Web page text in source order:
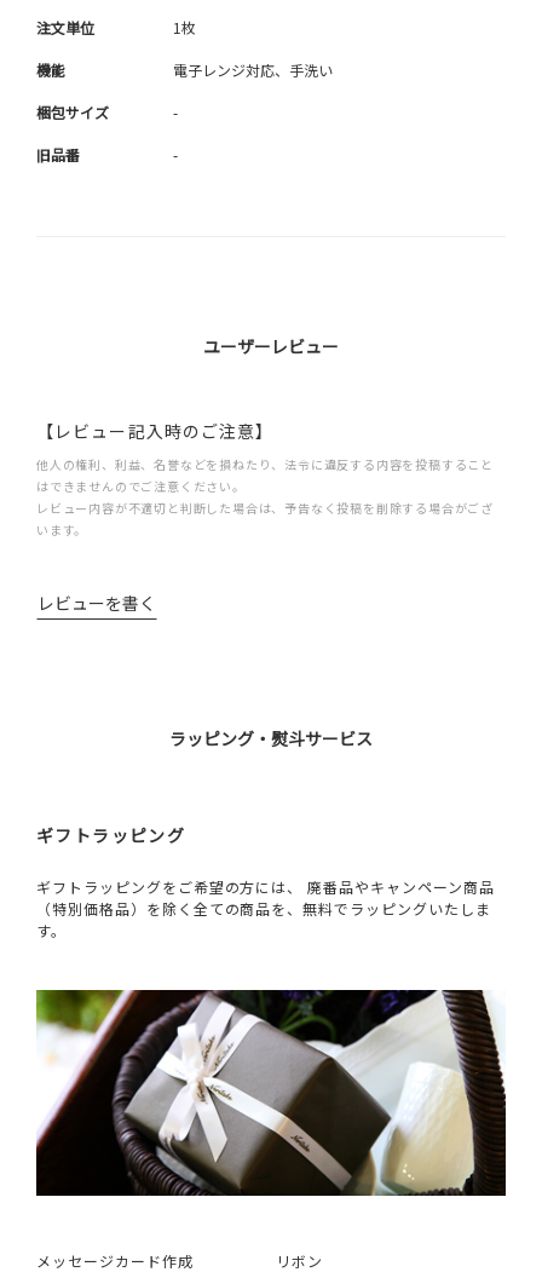
注文単位 1枚
機能 電子レンジ対応、手洗い
梱包サイズ -
旧品番 -
ユーザーレビュー
【レビュー記入時のご注意】
他人の権利、利益、名誉などを損ねたり、法令に違反する内容を投稿すること
はできませんのでご注意ください。
レビュー内容が不適切と判断した場合は、予告なく投稿を削除する場合がござ
います。
レビューを書く
ラッピング・熨斗サービス
ギフトラッピング
ギフトラッピングをご希望の方には、 廃番品やキャンペーン商品
（特別価格品）を除く全ての商品を、無料でラッピングいたしま
す。
メッセージカード作成 リボン